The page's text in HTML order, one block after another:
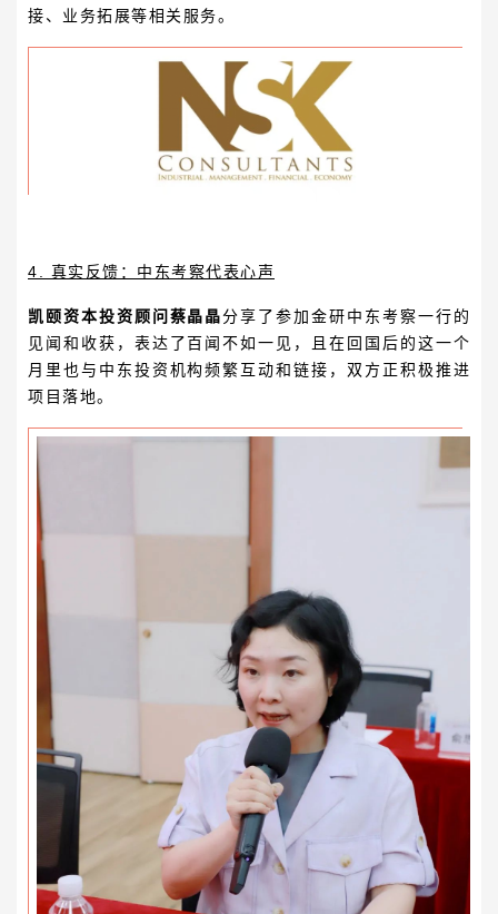
接、业务拓展等相关服务。
4. 真实反馈：中东考察代表心声
凯颐资本投资顾问蔡晶晶分享了参加金研中东考察一行的
见闻和收获，表达了百闻不如一见，且在回国后的这一个
月里也与中东投资机构频繁互动和链接，双方正积极推进
项目落地。